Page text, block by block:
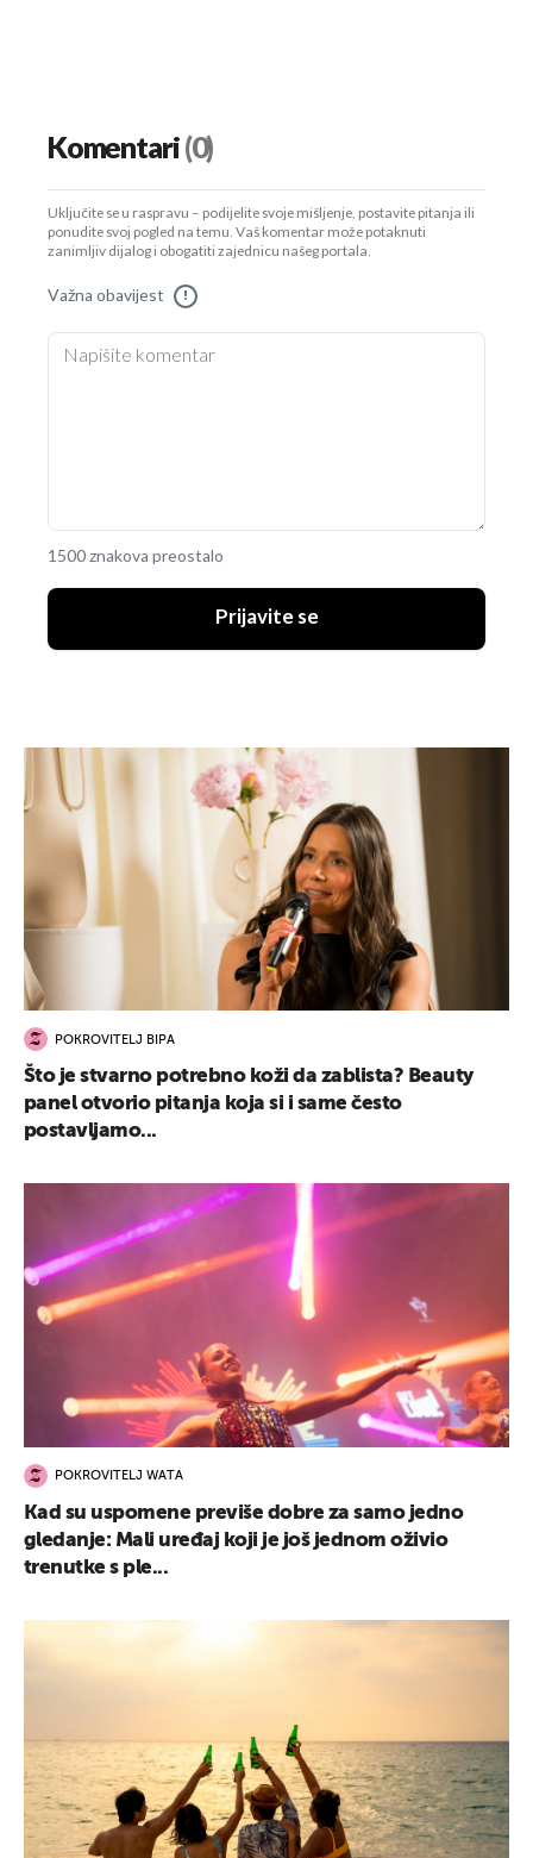
Komentari(0)
Uključite se u raspravu – podijelite svoje mišljenje, postavite pitanja ili
ponudite svoj pogled na temu. Vaš komentar može potaknuti
zanimljiv dijalog i obogatiti zajednicu našeg portala.
Važna obavijest !
1500 znakova preostalo
Prijavite se
POKROVITELJ BIPA
Što je stvarno potrebno koži da zablista? Beauty
panel otvorio pitanja koja si i same često
postavljamo...
POKROVITELJ WATA
Kad su uspomene previše dobre za samo jedno
gledanje: Mali uređaj koji je još jednom oživio
trenutke s ple...